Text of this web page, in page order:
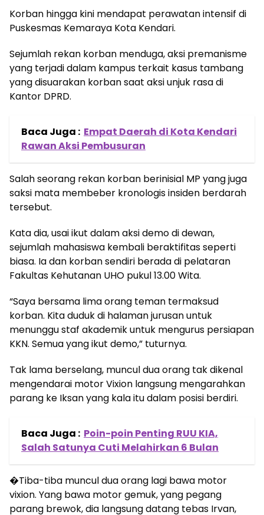
Korban hingga kini mendapat perawatan intensif di
Puskesmas Kemaraya Kota Kendari.
Sejumlah rekan korban menduga, aksi premanisme
yang terjadi dalam kampus terkait kasus tambang
yang disuarakan korban saat aksi unjuk rasa di
Kantor DPRD.
Baca Juga : Empat Daerah di Kota Kendari
Rawan Aksi Pembusuran
Salah seorang rekan korban berinisial MP yang juga
saksi mata membeber kronologis insiden berdarah
tersebut.
Kata dia, usai ikut dalam aksi demo di dewan,
sejumlah mahasiswa kembali beraktifitas seperti
biasa. Ia dan korban sendiri berada di pelataran
Fakultas Kehutanan UHO pukul 13.00 Wita.
“Saya bersama lima orang teman termaksud
korban. Kita duduk di halaman jurusan untuk
menunggu staf akademik untuk mengurus persiapan
KKN. Semua yang ikut demo,” tuturnya.
Tak lama berselang, muncul dua orang tak dikenal
mengendarai motor Vixion langsung mengarahkan
parang ke Iksan yang kala itu dalam posisi berdiri.
Baca Juga : Poin-poin Penting RUU KIA,
Salah Satunya Cuti Melahirkan 6 Bulan
�Tiba-tiba muncul dua orang lagi bawa motor
vixion. Yang bawa motor gemuk, yang pegang
parang brewok, dia langsung datang tebas Irvan,